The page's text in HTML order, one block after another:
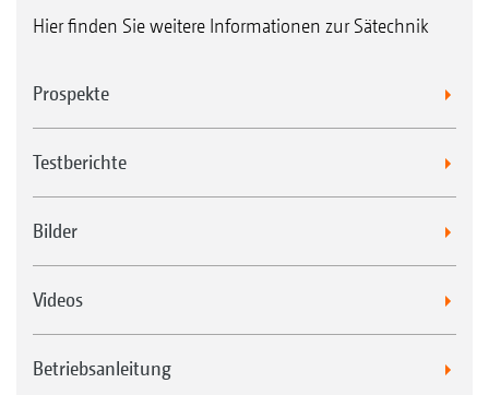
Hier finden Sie weitere Informationen zur Sätechnik
Prospekte
Testberichte
Bilder
Videos
Betriebsanleitung